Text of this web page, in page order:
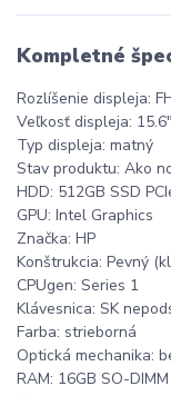
Kompletné
Rozlíšenie displeja:
Veľkosť displeja: 15.6"
Typ displeja: matný
Stav produktu: Ako
HDD: 512GB SSD
GPU: Intel Graphics
Značka: HP
Konštrukcia: Pevný
CPUgen: Series 1
Klávesnica: SK
Farba: strieborná
Optická mechanika:
RAM: 16GB SO-